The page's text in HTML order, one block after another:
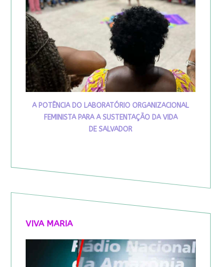
A POTÊNCIA DO LABORATÓRIO ORGANIZACIONAL
FEMINISTA PARA A SUSTENTAÇÃO DA VIDA
DE SALVADOR
VIVA MARIA